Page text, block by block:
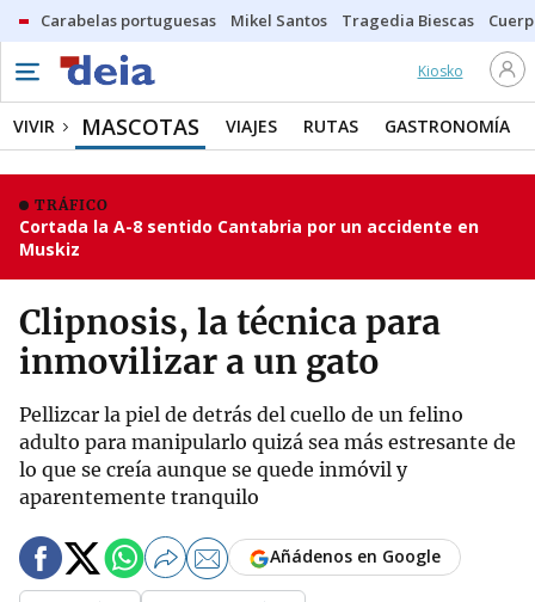
Carabelas portuguesas Mikel Santos Tragedia Biescas
Kiosko
VIVIR MASCOTAS VIAJES RUTAS GASTRONOMÍA
TRÁFICO
Cortada la A-8 sentido Cantabria por un accidente en
Muskiz
Clipnosis, la técnica para
inmovilizar a un gato
Pellizcar la piel de detrás del cuello de un felino
adulto para manipularlo quizá sea más estresante de
lo que se creía aunque se quede inmóvil y
aparentemente tranquilo
Añádenos en Google